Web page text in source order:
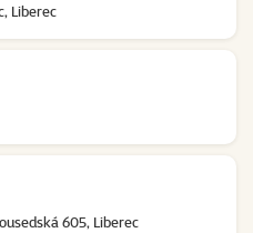
Liberec
605, Liberec